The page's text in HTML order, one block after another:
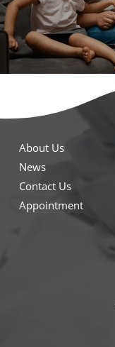
About Us
News
Contact Us
Appointment